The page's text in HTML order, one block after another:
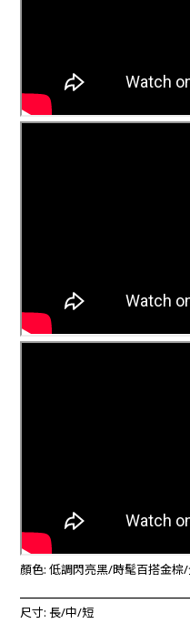
顏色: 低調閃亮黑/時髦百搭金棕
尺寸: 長/中/短